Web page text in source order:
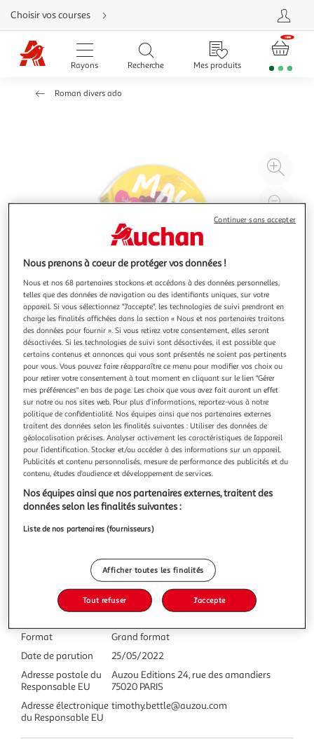
Aller
directement
au
contenu
Aller
directement
Aller
Choisir vos courses
Rayons Recherche Mes produits
Roman divers ado
à
COEUR A LIRE : MAYA. SOLAL ET MOI, Paris Mathilde
Une histoire d'amour, Deux points de vue. Minuit, nouvel an.
J'étais venue à cette soirée pour Mahdi : pas de chance, il en
a trouvé une autre. Ma meilleure amie a disparu quelque
part, et me voilà toute seule sur la piste de danse. Alors, au
douzième coup de minuit, j'embrasserai ce garçon, Solal,
En savoir +
Vous voulez connaître le prix de ce produit ?
Afficher le prix
Format
Grand format
Date de parution
25/05/2022
Adresse postale du
Responsable EU
Auzou Editions 24, rue des amandiers
75020 PARIS
Adresse électronique
du Responsable EU
timothy.bettle@auzou.com
Nous prenons à coeur de protéger vos données !
Nous et nos 68 partenaires stockons et accédons à des données personnelles,
telles que des données de navigation ou des identifiants uniques, sur votre
appareil. Si vous sélectionnez "J'accepte", les technologies de suivi prendront en
charge les finalités affichées dans la section « Nous et nos partenaires traitons
des données pour fournir ». Si vous retirez votre consentement, elles seront
désactivées. Si les technologies de suivi sont désactivées, il est possible que
certains contenus et annonces qui vous sont présentés ne soient pas pertinents
pour vous. Vous pouvez faire réapparaître ce menu pour modifier vos choix ou
pour retirer votre consentement à tout moment en cliquant sur le lien "Gérer
mes préférences" en bas de page. Les choix que vous avez fait auront un effet
sur notre ou nos sites web. Pour plus d’informations, reportez-vous à notre
politique de confidentialité. Nos équipes ainsi que nos partenaires externes
traitent des données selon les finalités suivantes : Utiliser des données de
géolocalisation précises. Analyser activement les caractéristiques de l’appareil
pour l’identification. Stocker et/ou accéder à des informations sur un appareil.
Publicités et contenu personnalisés, mesure de performance des publicités et du
contenu, études d’audience et développement de services.
Nos équipes ainsi que nos partenaires externes, traitent des
données selon les finalités suivantes :
Liste de nos partenaires (fournisseurs)
Afficher toutes les finalités
Tout refuser J'accepte
Continuer sans accepter